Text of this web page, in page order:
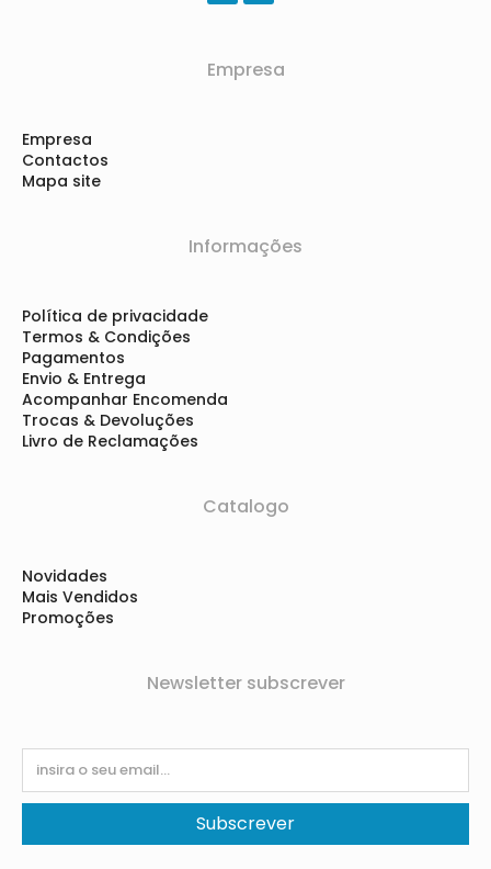
Empresa
Empresa
Contactos
Mapa site
Informações
Política de privacidade
Termos & Condições
Pagamentos
Envio & Entrega
Acompanhar Encomenda
Trocas & Devoluções
Livro de Reclamações
Catalogo
Novidades
Mais Vendidos
Promoções
Newsletter subscrever
Subscrever